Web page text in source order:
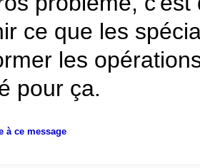
ce que les
les
pour ça.
à ce message